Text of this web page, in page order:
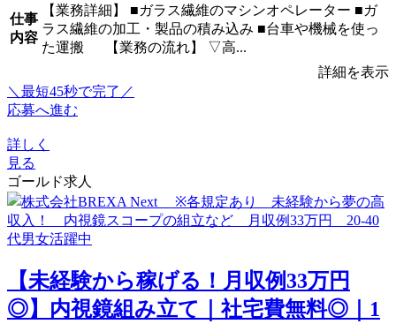
仕事
内容
【業務詳細】 ■ガラス繊維のマシンオペレーター ■ガ
ラス繊維の加工・製品の積み込み ■台車や機械を使っ
た運搬 【業務の流れ】 ▽高...
詳細を表示
＼最短45秒で完了／
応募へ進む
詳しく
見る
ゴールド求人
【未経験から稼げる！月収例33万円
◎】内視鏡組み立て｜社宅費無料◎｜1